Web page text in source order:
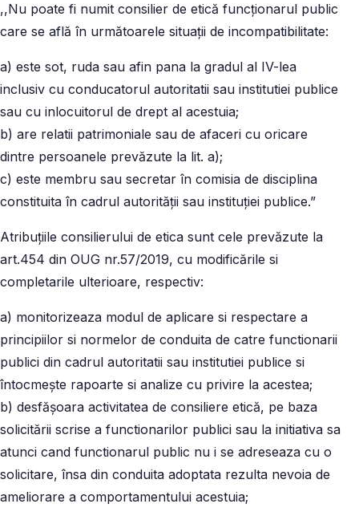
,,Nu poate fi numit consilier de etică funcționarul public
care se află în următoarele situații de incompatibilitate:
a) este sot, ruda sau afin pana la gradul al IV-lea
inclusiv cu conducatorul autoritatii sau institutiei publice
sau cu inlocuitorul de drept al acestuia;
b) are relatii patrimoniale sau de afaceri cu oricare
dintre persoanele prevăzute la lit. a);
c) este membru sau secretar în comisia de disciplina
constituita în cadrul autorității sau instituției publice.”
Atribuțiile consilierului de etica sunt cele prevăzute la
art.454 din OUG nr.57/2019, cu modificările si
completarile ulterioare, respectiv:
a) monitorizeaza modul de aplicare si respectare a
principiilor si normelor de conduita de catre functionarii
publici din cadrul autoritatii sau institutiei publice si
întocmește rapoarte si analize cu privire la acestea;
b) desfășoara activitatea de consiliere etică, pe baza
solicitării scrise a functionarilor publici sau la initiativa sa
atunci cand functionarul public nu i se adreseaza cu o
solicitare, însa din conduita adoptata rezulta nevoia de
ameliorare a comportamentului acestuia;